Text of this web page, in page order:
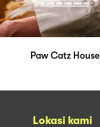
Paw Catz House
Lokasi kami